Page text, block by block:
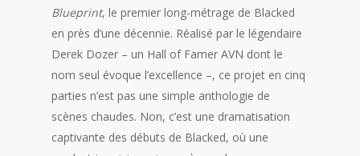
Blueprint, le premier long-métrage de Blacked
en près d’une décennie. Réalisé par le légendaire
Derek Dozer – un Hall of Famer AVN dont le
nom seul évoque l’excellence –, ce projet en cinq
parties n’est pas une simple anthologie de
scènes chaudes. Non, c’est une dramatisation
captivante des débuts de Blacked, où une